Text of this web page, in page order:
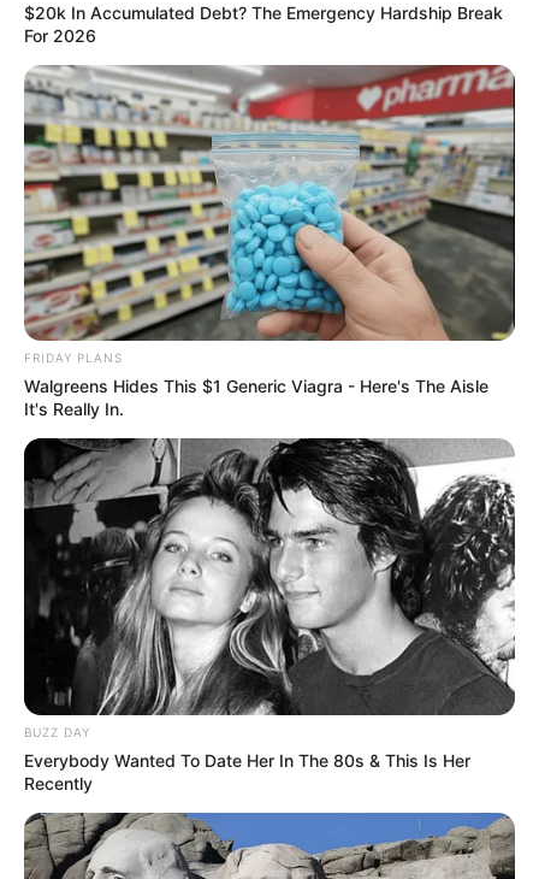
Remember Her? You Better Sit Down Before You See
Her Now
BUZZ DAY
This Trick Will Give You An Erection At Any Age
$20k In Accumulated Debt? The Emergency Hardship Break
For 2026
FRIDAY PLANS
Walgreens Hides This $1 Generic Viagra - Here's The Aisle
It's Really In.
BUZZ DAY
Everybody Wanted To Date Her In The 80s & This Is Her
Recently